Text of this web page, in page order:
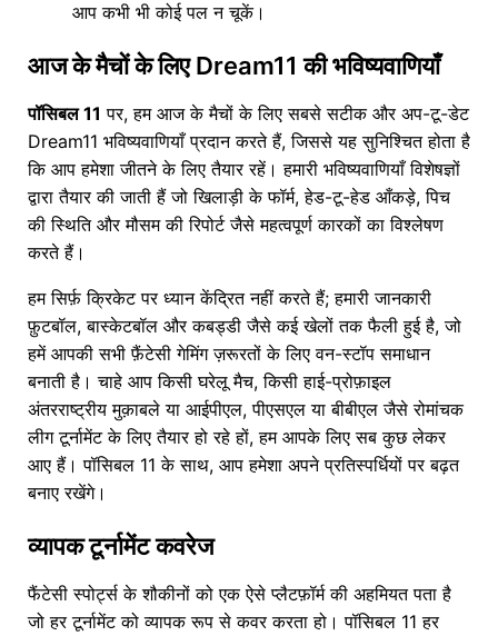
आप कभी भी कोई पल न चूकें।
आज के मैचों के लिए Dream11 की भविष्यवाणियाँ
पॉसिबल 11 पर, हम आज के मैचों के लिए सबसे सटीक और अप-टू-डेट
Dream11 भविष्यवाणियाँ प्रदान करते हैं, जिससे यह सुनिश्चित होता है
कि आप हमेशा जीतने के लिए तैयार रहें। हमारी भविष्यवाणियाँ विशेषज्ञों
द्वारा तैयार की जाती हैं जो खिलाड़ी के फॉर्म, हेड-टू-हेड आँकड़े, पिच
की स्थिति और मौसम की रिपोर्ट जैसे महत्वपूर्ण कारकों का विश्लेषण
करते हैं।
हम सिर्फ़ क्रिकेट पर ध्यान केंद्रित नहीं करते हैं; हमारी जानकारी
फ़ुटबॉल, बास्केटबॉल और कबड्डी जैसे कई खेलों तक फैली हुई है, जो
हमें आपकी सभी फ़ैंटेसी गेमिंग ज़रूरतों के लिए वन-स्टॉप समाधान
बनाती है। चाहे आप किसी घरेलू मैच, किसी हाई-प्रोफ़ाइल
अंतरराष्ट्रीय मुक़ाबले या आईपीएल, पीएसएल या बीबीएल जैसे रोमांचक
लीग टूर्नामेंट के लिए तैयार हो रहे हों, हम आपके लिए सब कुछ लेकर
आए हैं। पॉसिबल 11 के साथ, आप हमेशा अपने प्रतिस्पर्धियों पर बढ़त
बनाए रखेंगे।
व्यापक टूर्नामेंट कवरेज
फैंटेसी स्पोर्ट्स के शौकीनों को एक ऐसे प्लैटफ़ॉर्म की अहमियत पता है
जो हर टूर्नामेंट को व्यापक रूप से कवर करता हो। पॉसिबल 11 हर